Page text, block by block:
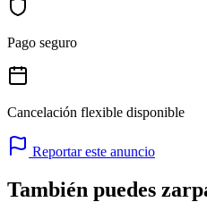
Pago seguro
Cancelación flexible disponible
Reportar este anuncio
También puedes